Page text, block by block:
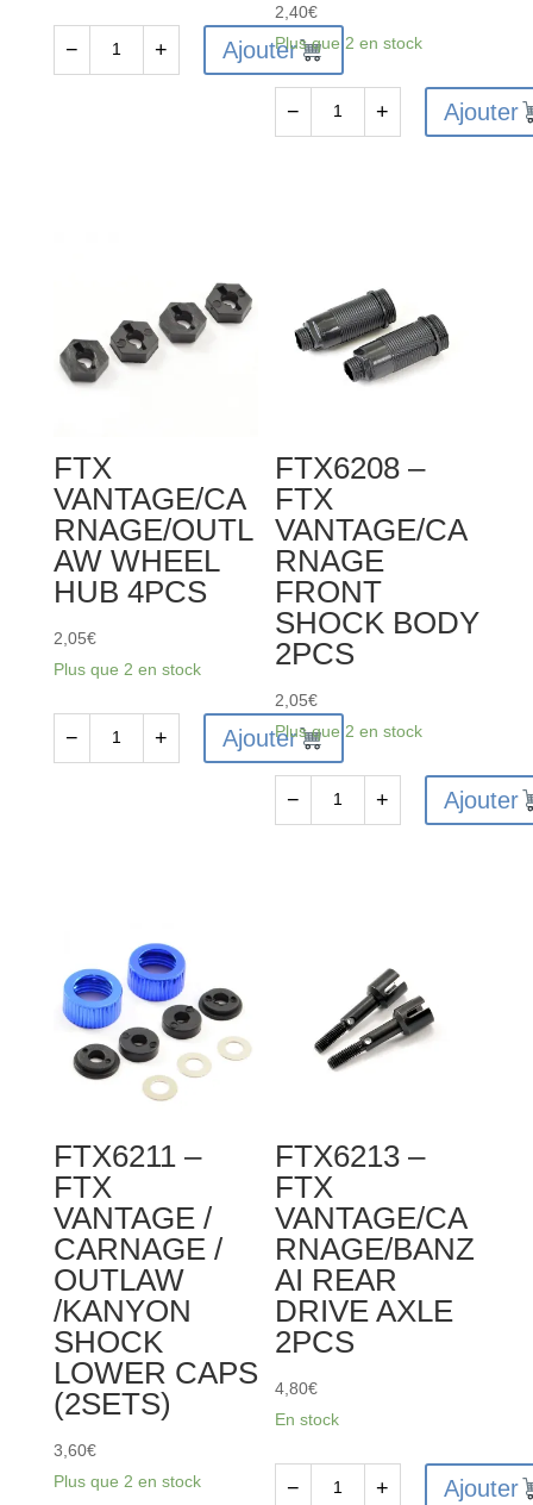
2PCS
− + Ajouter
2,40€
Plus que 2 en stock
REAR
SHOCK
SHAFT&PISTON
− + Ajouter
FTX
VANTAGE/CA
RNAGE/OUTL
AW WHEEL
HUB 4PCS
2,05€
Plus que 2 en stock
− + Ajouter
FTX6208 –
FTX
VANTAGE/CA
RNAGE
FRONT
SHOCK BODY
2PCS
2,05€
Plus que 2 en stock
VANTAGE/CARNAGE
SHOCK
BODY
− + Ajouter
FTX6211 –
FTX
VANTAGE /
CARNAGE /
OUTLAW
/KANYON
SHOCK
LOWER CAPS
(2SETS)
3,60€
Plus que 2 en stock
FTX6213 –
FTX
VANTAGE/CA
RNAGE/BANZ
AI REAR
DRIVE AXLE
2PCS
4,80€
En stock
− + Ajouter